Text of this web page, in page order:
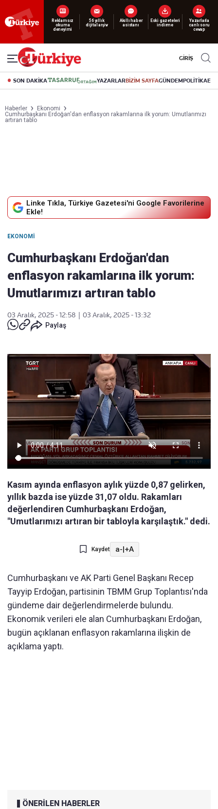
Yeni nesil dijital
abonelik 19 TL’den başlayan fiyatlarla.
GİRİŞ
SON DAKİKA YAZARLARBİZİM SAYFAGÜNDEMPOLİTİKA
Haberler
Ekonomi
Cumhurbaşkanı Erdoğan'dan enflasyon rakamlarına ilk yorum: Umutlarımızı
artıran tablo
Linke Tıkla, Türkiye Gazetesi'ni Google Favorilerine
Ekle!
EKONOMI
Cumhurbaşkanı Erdoğan'dan
enflasyon rakamlarına ilk yorum:
Umutlarımızı artıran tablo
03 Aralık, 2025 - 12:58
03 Aralık, 2025 - 13:32
Paylaş
Kasım ayında enflasyon aylık yüzde 0,87 gelirken,
yıllık bazda ise yüzde 31,07 oldu. Rakamları
değerlendiren Cumhurbaşkanı Erdoğan,
"Umutlarımızı artıran bir tabloyla karşılaştık." dedi.
Kaydet a-|+A
Cumhurbaşkanı ve AK Parti Genel Başkanı Recep
Tayyip Erdoğan, partisinin TBMM Grup Toplantısı'nda
gündeme dair değerlendirmelerde bulundu.
Ekonomik verileri ele alan Cumhurbaşkanı Erdoğan,
bugün açıklanan enflasyon rakamlarına ilişkin de
açıklama yaptı.
ÖNERİLEN HABERLER